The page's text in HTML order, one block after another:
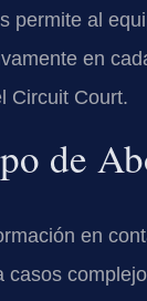
permite al
en
Circuit Court.
de
en